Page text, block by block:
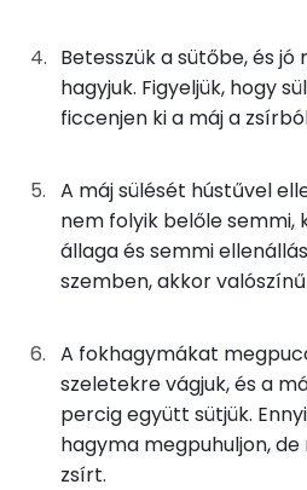
Vas
Magnézium
A vitamin (RAE):
Retinol - A vitamin:
C vitamin:
E vitamin:
Betesszük a sütőbe, és
hagyjuk. Figyeljük, hogy
ficcenjen ki a máj a
A máj sülését hústűvel
nem folyik belőle semmi,
állaga és semmi
szemben, akkor
A fokhagymákat
szeletekre vágjuk, és a
percig együtt sütjük.
hagyma megpuhuljon,
zsírt.